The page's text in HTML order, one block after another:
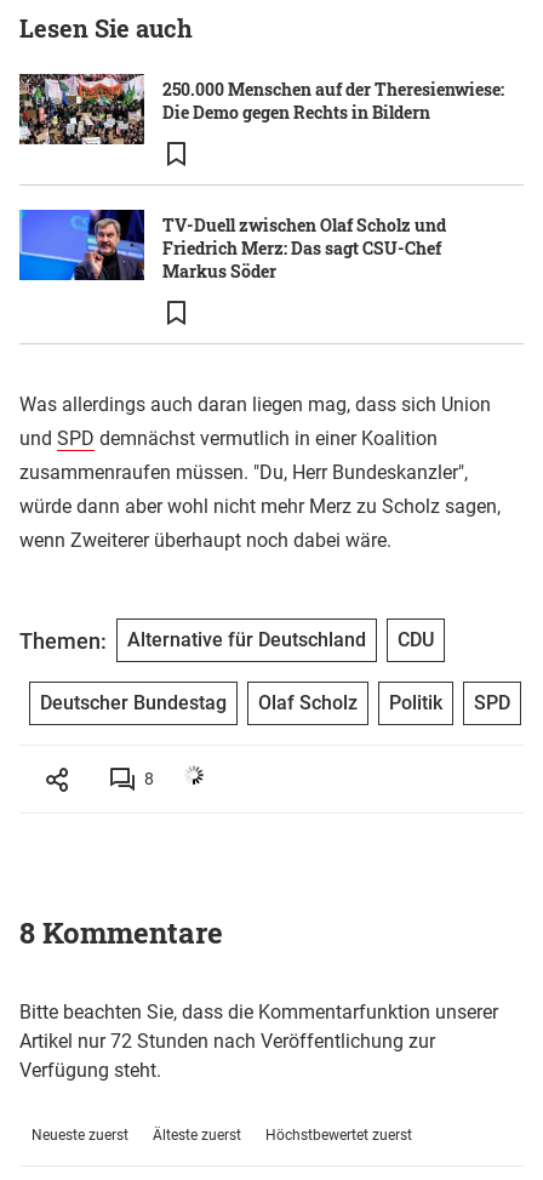
Lesen Sie auch
250.000 Menschen auf der Theresienwiese:
Die Demo gegen Rechts in Bildern
TV-Duell zwischen Olaf Scholz und
Friedrich Merz: Das sagt CSU-Chef
Markus Söder
Was allerdings auch daran liegen mag, dass sich Union
und SPD demnächst vermutlich in einer Koalition
zusammenraufen müssen. "Du, Herr Bundeskanzler",
würde dann aber wohl nicht mehr Merz zu Scholz sagen,
wenn Zweiterer überhaupt noch dabei wäre.
Themen: Alternative für Deutschland CDU
Deutscher Bundestag Olaf Scholz Politik SPD
8
8 Kommentare
Bitte beachten Sie, dass die Kommentarfunktion unserer
Artikel nur 72 Stunden nach Veröffentlichung zur
Verfügung steht.
Neueste zuerst Älteste zuerst Höchstbewertet zuerst